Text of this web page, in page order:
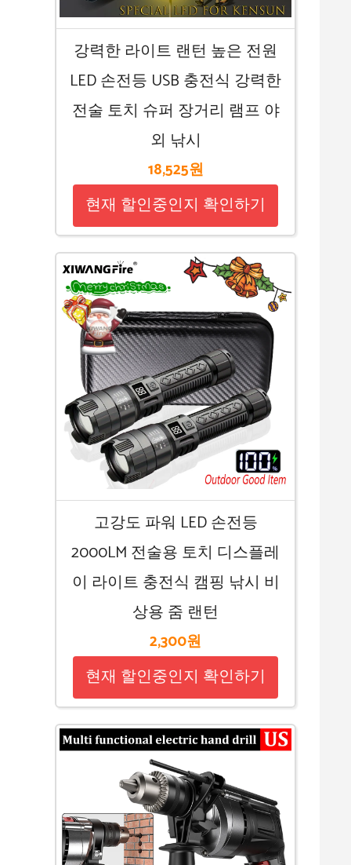
강력한 라이트 랜턴 높은 전원
LED 손전등 USB 충전식 강력한
전술 토치 슈퍼 장거리 램프 야
외 낚시
18,525원
현재 할인중인지 확인하기
고강도 파워 LED 손전등
2000LM 전술용 토치 디스플레
이 라이트 충전식 캠핑 낚시 비
상용 줌 랜턴
2,300원
현재 할인중인지 확인하기